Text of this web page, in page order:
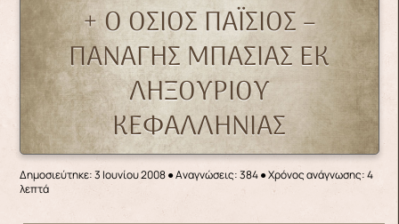
+ Ο ΟΣΙΟΣ ΠΑΪΣΙΟΣ –
ΠΑΝΑΓΗΣ ΜΠΑΣΙΑΣ ΕΚ
ΛΗΞΟΥΡΙΟΥ
ΚΕΦΑΛΛΗΝΙΑΣ
Δημοσιεύτηκε: 3 Ιουνίου 2008●Αναγνώσεις: 384● Χρόνος ανάγνωσης: 4
λεπτά